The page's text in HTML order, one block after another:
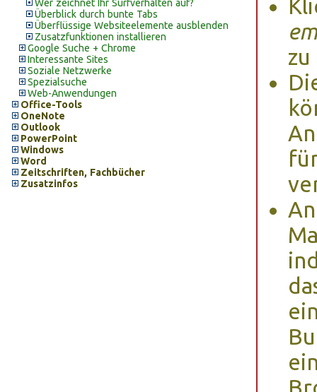
Wer zeichnet Ihr Surfverhalten auf?
Überblick durch bunte Tabs
Überflüssige Websiteelemente ausblenden
Zusatzfunktionen installieren
Google Suche + Chrome
Interessante Sites
Soziale Netzwerke
Spezialsuche
Web-Anwendungen
Office-Tools
OneNote
Outlook
PowerPoint
Windows
Word
Zeitschriften, Fachbücher
Zusatzinfos